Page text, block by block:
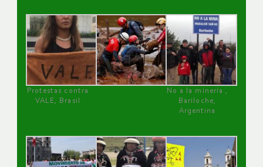
Protestas contra
VALE, Brasil
No a la minería ,
Bariloche,
Argentina